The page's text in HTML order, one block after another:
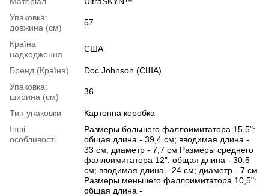
Упаковка:
довжина (см)
57
Країна
надходження
США
Бренд (Країна)
Doc Johnson (США)
Упаковка:
ширина (см)
36
Тип упаковки
Картонна коробка
Інші
особливості
Размеры большего фаллоимитатора 15,5":
общая длина - 39,4 см; вводимая длина -
33 см; диаметр - 7,7 см Размеры среднего
фаллоимитатора 12": общая длина - 30,5
см; вводимая длина - 24 см; диаметр - 7 см
Размеры меньшего фаллоимитатора 10,5":
общая длина -